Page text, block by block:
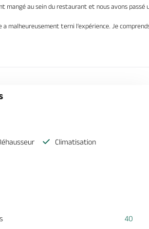
mangé au sein du restaurant et nous avons
a malheureusement terni l’expérience. Je
Climatisation
40